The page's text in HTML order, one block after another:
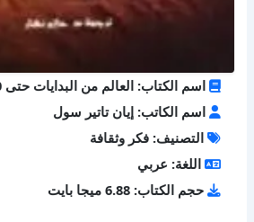
اسم الكتاب: العالم من البدايات حتى 4000 قبل الميلاد
اسم الكاتب: إيان تاتير سول
التصنيف: فكر وثقافة
اللغة: عربي
حجم الكتاب: 6.88 ميجا بايت